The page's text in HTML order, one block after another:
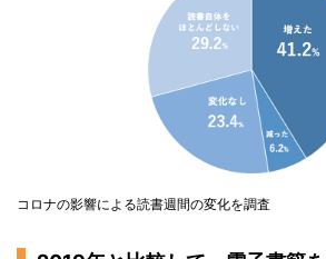
コロナの影響による読書週間の変化を調査